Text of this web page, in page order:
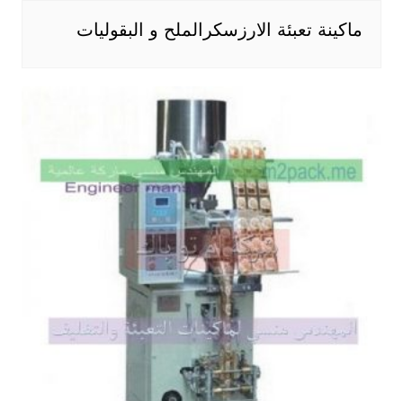
ماكينة تعبئة الارزسكرالملح و البقوليات